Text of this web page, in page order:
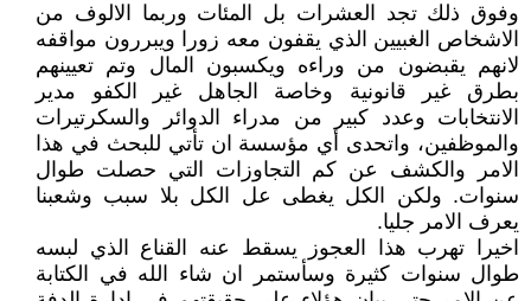
وفوق ذلك تجد العشرات بل المئات وربما الالوف من
الاشخاص الغبيين الذي يقفون معه زورا ويبررون مواقفه
لانهم يقبضون من وراءه ويكسبون المال وتم تعيينهم
بطرق غير قانونية وخاصة الجاهل غير الكفو مدير
الانتخابات وعدد كبير من مدراء الدوائر والسكرتيرات
والموظفين، واتحدى أي مؤسسة ان تأتي للبحث في هذا
الامر والكشف عن كم التجاوزات التي حصلت طوال
سنوات. ولكن الكل يغطى عل الكل بلا سبب وشعبنا
يعرف الامر جليا.
اخيرا تهرب هذا العجوز يسقط عنه القناع الذي لبسه
طوال سنوات كثيرة وسأستمر ان شاء الله في الكتابة